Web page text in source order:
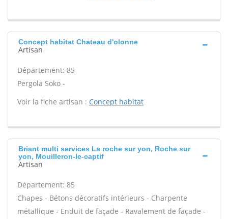
Concept habitat Chateau d'olonne
Artisan
Département: 85
Pergola Soko -
Voir la fiche artisan : Concept habitat
Briant multi services La roche sur yon, Roche sur
yon, Mouilleron-le-captif
Artisan
Département: 85
Chapes - Bétons décoratifs intérieurs - Charpente
métallique - Enduit de façade - Ravalement de façade -